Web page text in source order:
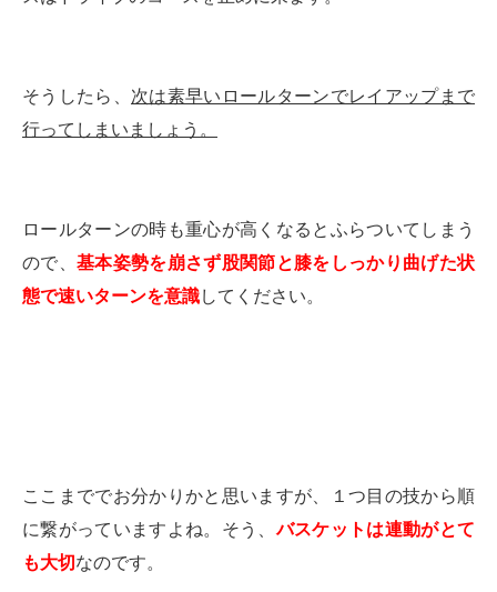
そうしたら、 次は素早いロールターンでレイアップまで
行ってしまいましょう。
ロールターンの時も重心が高くなるとふらついてしまう
ので、 基本姿勢を崩さず股関節と膝をしっかり曲げた状
態で速いターンを意識してください。
ここまででお分かりかと思いますが、１つ目の技から順
に繋がっていますよね。 そう、バスケットは連動がとて
も大切なのです。